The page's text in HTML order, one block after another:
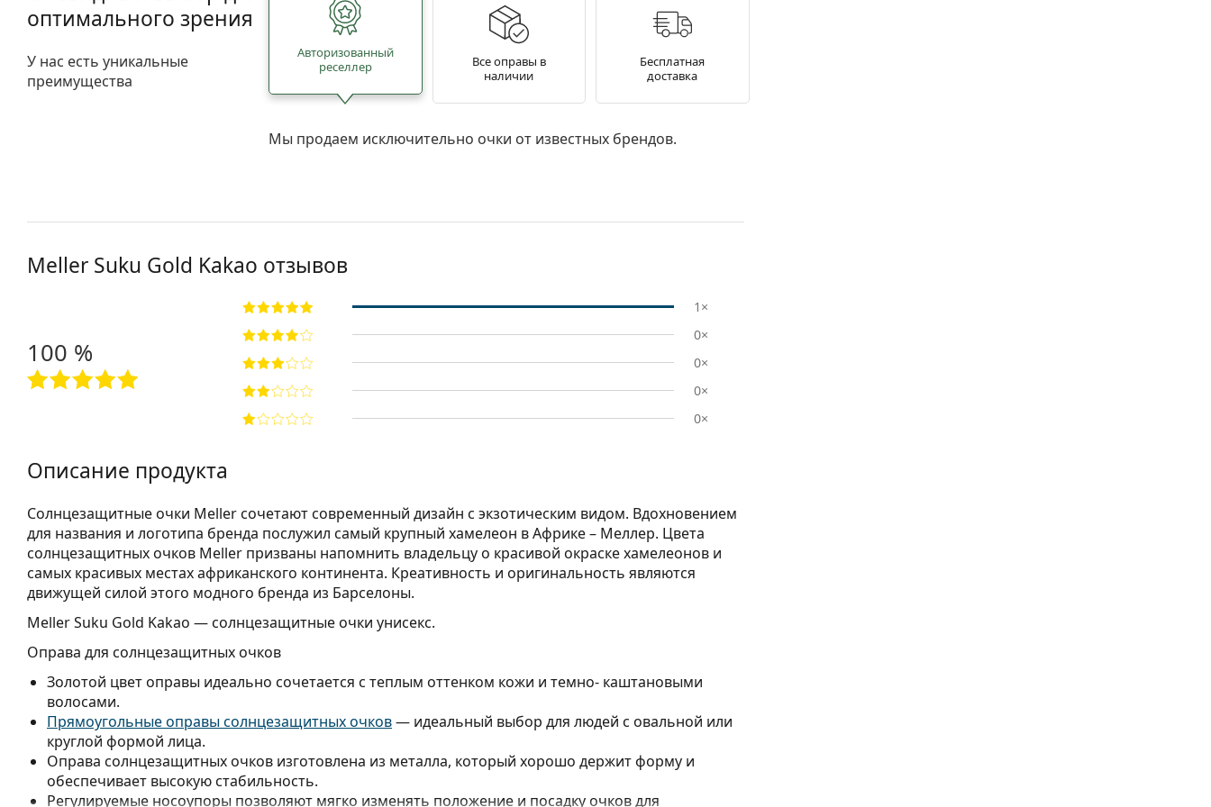
оптимального зрения
У нас есть уникальные
преимущества
Авторизованный
реселлер
Все оправы в
наличии
Бесплатная
доставка
Мы продаем исключительно очки от известных брендов.
Meller Suku Gold Kakao отзывов
100 %
1×
0×
0×
0×
0×
Описание продукта
Солнцезащитные очки Meller сочетают современный дизайн с экзотическим видом. Вдохновением
для названия и логотипа бренда послужил самый крупный хамелеон в Африке – Меллер. Цвета
солнцезащитных очков Meller призваны напомнить владельцу о красивой окраске хамелеонов и
самых красивых местах африканского континента. Креативность и оригинальность являются
движущей силой этого модного бренда из Барселоны.
Meller Suku Gold Kakao — солнцезащитные очки унисекс.
Оправа для солнцезащитных очков
Золотой цвет оправы идеально сочетается с теплым оттенком кожи и темно- каштановыми
волосами.
Прямоугольные оправы солнцезащитных очков— идеальный выбор для людей с овальной или
круглой формой лица.
Оправа солнцезащитных очков изготовлена из металла, который хорошо держит форму и
обеспечивает высокую стабильность.
Регулируемые носоупоры позволяют мягко изменять положение и посадку очков для